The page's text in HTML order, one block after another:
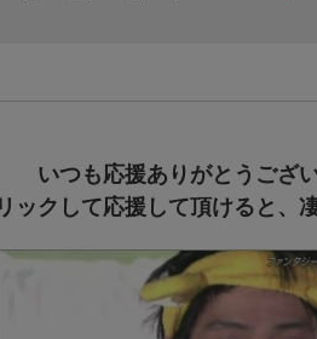
いつも応援ありがとうござ
ックして応援して頂けると、